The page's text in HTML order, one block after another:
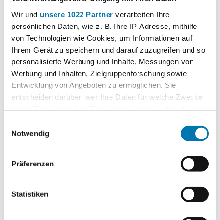
Wir und unsere 1022 Partner verarbeiten Ihre
persönlichen Daten, wie z. B. Ihre IP-Adresse, mithilfe
von Technologien wie Cookies, um Informationen auf
Ihrem Gerät zu speichern und darauf zuzugreifen und so
personalisierte Werbung und Inhalte, Messungen von
Werbung und Inhalten, Zielgruppenforschung sowie
Entwicklung von Angeboten zu ermöglichen. Sie
entscheiden darüber, wer Ihre Daten für welche Zwecke
Trigger Symbol ändern oder widerrufen
Informationen über Ihre geografische Lage erfassen,
Ihr Gerät durch aktives Scannen nach bestimmten
Erfahren Sie mehr darüber, wie Ihre persönlichen Daten
Notwendig
Präferenzen
Statistiken
werden.
Preise für Dauerparker
Preis
Jahreskarte mit jährlicher Lastschrift
275,00